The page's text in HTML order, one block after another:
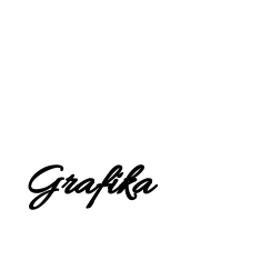
Grafika